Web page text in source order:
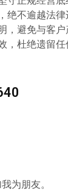
绝不逾越法律
，避免与客户
，杜绝遗留任
为朋友。